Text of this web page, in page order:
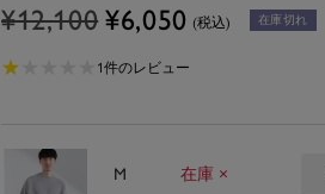
通
価
¥12,100 セ
ル
¥6,050 (税込) 在庫切れ
★
★ 1件のレビュー
M 在庫 ×